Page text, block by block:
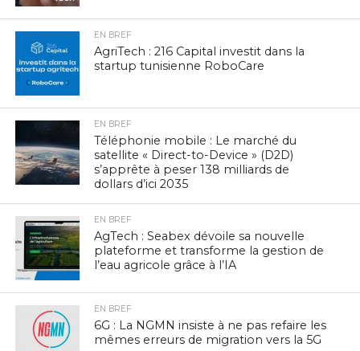
EN BREF
AgriTech : 216 Capital investit dans la
startup tunisienne RoboCare
EN BREF
Téléphonie mobile : Le marché du
satellite « Direct-to-Device » (D2D)
s’apprête à peser 138 milliards de
dollars d’ici 2035
EN BREF
AgTech : Seabex dévoile sa nouvelle
plateforme et transforme la gestion de
l’eau agricole grâce à l’IA
EN BREF
6G : La NGMN insiste à ne pas refaire les
mêmes erreurs de migration vers la 5G